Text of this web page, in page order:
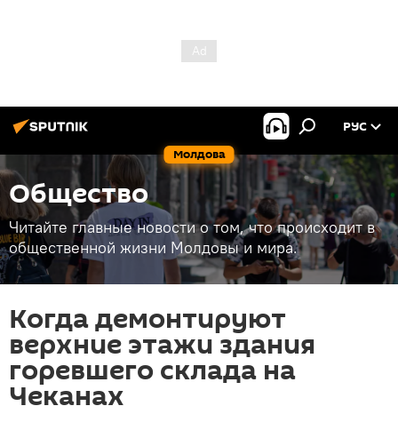
Молдова
РУС
Общество
Читайте главные новости о том, что происходит в
общественной жизни Молдовы и мира.
Когда демонтируют
верхние этажи здания
горевшего склада на
Чеканах